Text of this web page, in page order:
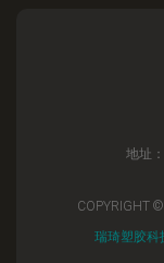
地址
COPYRIGHT
瑞琦塑胶科